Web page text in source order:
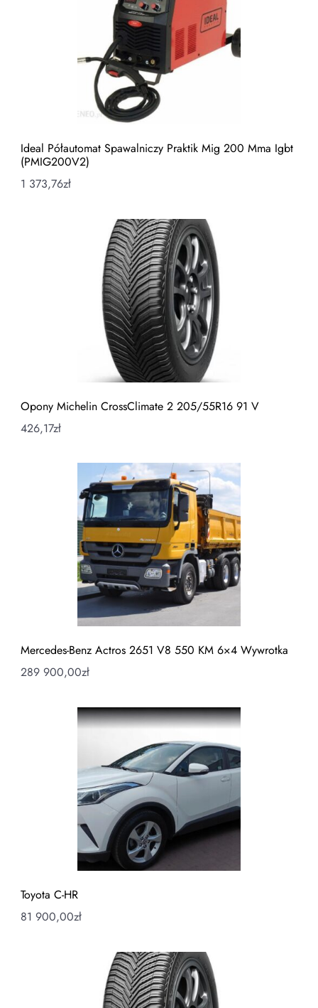
Ideal Półautomat Spawalniczy Praktik Mig 200 Mma Igbt
(PMIG200V2)
1 373,76zł
Opony Michelin CrossClimate 2 205/55R16 91 V
426,17zł
Mercedes-Benz Actros 2651 V8 550 KM 6×4 Wywrotka
289 900,00zł
Toyota C-HR
81 900,00zł